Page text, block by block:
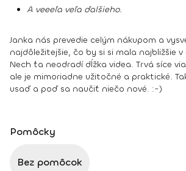
A veeeľa veľa ďalšieho.
Janka nás prevedie celým nákupom a
najdôležitejšie, čo by si si mala najbližšie
Nech ťa neodradí dĺžka videa. Trvá síce
ale je mimoriadne užitočné a praktické.
usaď a poď sa naučiť niečo nové. :-)
Pomôcky
Bez pomôcok